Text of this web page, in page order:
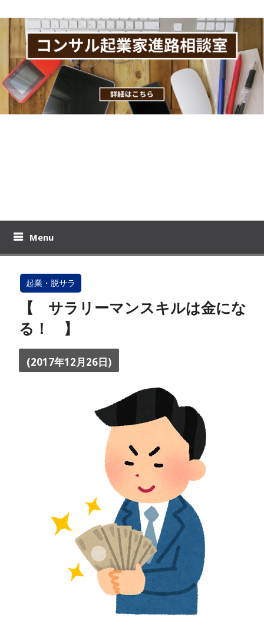
to
content
おりーのビジブロ！
Menu
起業・脱サラ
【 サラリーマンスキルは金にな
る！ 】
(2017年12月26日)